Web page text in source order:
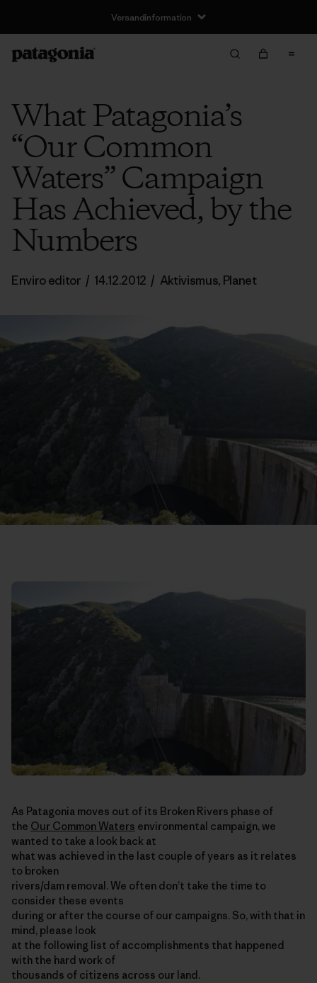
Versandinformation
What Patagonia’s
“Our Common
Waters” Campaign
Has Achieved, by the
Numbers
Enviro editor / 14.12.2012 / Aktivismus, Planet
As Patagonia moves out of its Broken Rivers phase of
the Our Common Waters environmental campaign, we
wanted to take a look back at
what was achieved in the last couple of years as it relates
to broken
rivers/dam removal. We often don’t take the time to
consider these events
during or after the course of our campaigns. So, with that in
mind, please look
at the following list of accomplishments that happened
with the hard work of
thousands of citizens across our land.